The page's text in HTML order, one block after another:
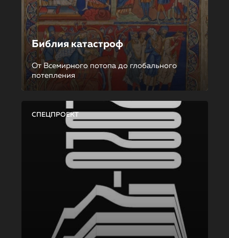
Библия катастроф
От Всемирного потопа до глобального
потепления
СПЕЦПРОЕКТ